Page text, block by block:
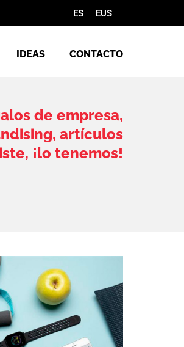
ES EUS
IDEAS CONTACTO
de empresa,
artículos
¡lo tenemos!